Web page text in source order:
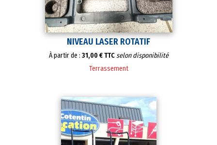
NIVEAU LASER ROTATIF
À partir de : 31,00 € TTC selon disponibilité
Terrassement